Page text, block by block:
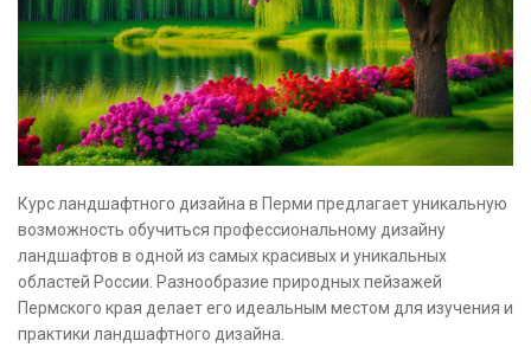
Курс ландшафтного дизайна в Перми предлагает уникальную
возможность обучиться профессиональному дизайну
ландшафтов в одной из самых красивых и уникальных
областей России. Разнообразие природных пейзажей
Пермского края делает его идеальным местом для изучения и
практики ландшафтного дизайна.